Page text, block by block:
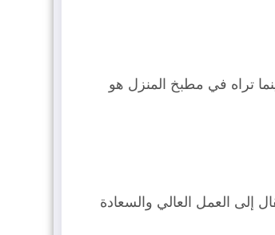
تراه في مطبخ المنزل هو
إلى العمل العالي والسعادة